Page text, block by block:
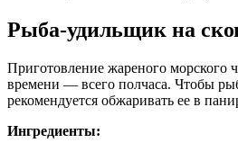
Рыба-удильщик на
Приготовление жареного морского
времени — всего полчаса. Чтобы
рекомендуется обжаривать ее в
Ингредиенты: